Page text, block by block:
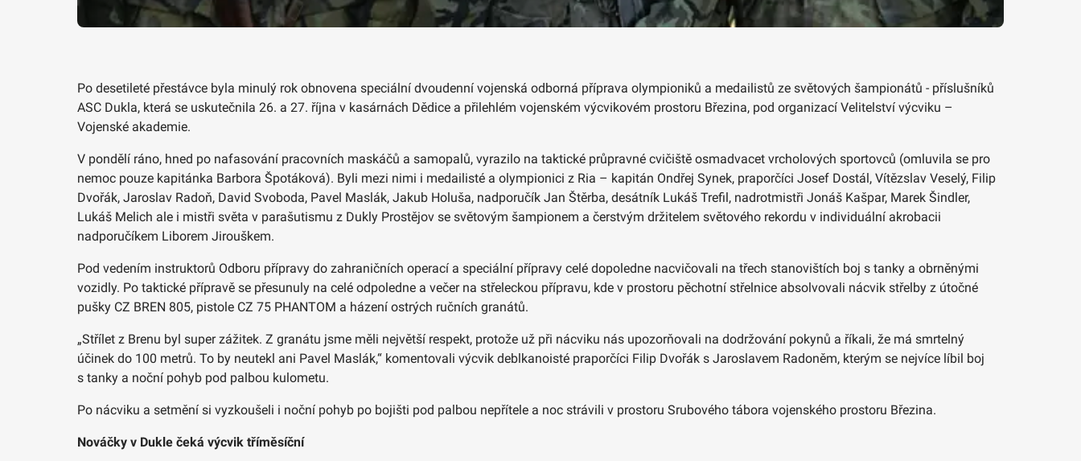
Po desetileté přestávce byla minulý rok obnovena speciální dvoudenní vojenská odborná příprava olympioniků a medailistů ze světových šampionátů - příslušníků
ASC Dukla, která se uskutečnila 26. a 27. října v kasárnách Dědice a přilehlém vojenském výcvikovém prostoru Březina, pod organizací Velitelství výcviku –
Vojenské akademie.
V pondělí ráno, hned po nafasování pracovních maskáčů a samopalů, vyrazilo na taktické průpravné cvičiště osmadvacet vrcholových sportovců (omluvila se pro
nemoc pouze kapitánka Barbora Špotáková). Byli mezi nimi i medailisté a olympionici z Ria – kapitán Ondřej Synek, praporčíci Josef Dostál, Vítězslav Veselý, Filip
Dvořák, Jaroslav Radoň, David Svoboda, Pavel Maslák, Jakub Holuša, nadporučík Jan Štěrba, desátník Lukáš Trefil, nadrotmistři Jonáš Kašpar, Marek Šindler,
Lukáš Melich ale i mistři světa v parašutismu z Dukly Prostějov se světovým šampionem a čerstvým držitelem světového rekordu v individuální akrobacii
nadporučíkem Liborem Jirouškem.
Pod vedením instruktorů Odboru přípravy do zahraničních operací a speciální přípravy celé dopoledne nacvičovali na třech stanovištích boj s tanky a obrněnými
vozidly. Po taktické přípravě se přesunuly na celé odpoledne a večer na střeleckou přípravu, kde v prostoru pěchotní střelnice absolvovali nácvik střelby z útočné
pušky CZ BREN 805, pistole CZ 75 PHANTOM a házení ostrých ručních granátů.
„Střílet z Brenu byl super zážitek. Z granátu jsme měli největší respekt, protože už při nácviku nás upozorňovali na dodržování pokynů a říkali, že má smrtelný
účinek do 100 metrů. To by neutekl ani Pavel Maslák,“ komentovali výcvik deblkanoisté praporčíci Filip Dvořák s Jaroslavem Radoněm, kterým se nejvíce líbil boj
s tanky a noční pohyb pod palbou kulometu.
Po nácviku a setmění si vyzkoušeli i noční pohyb po bojišti pod palbou nepřítele a noc strávili v prostoru Srubového tábora vojenského prostoru Březina.
Nováčky v Dukle čeká výcvik tříměsíční